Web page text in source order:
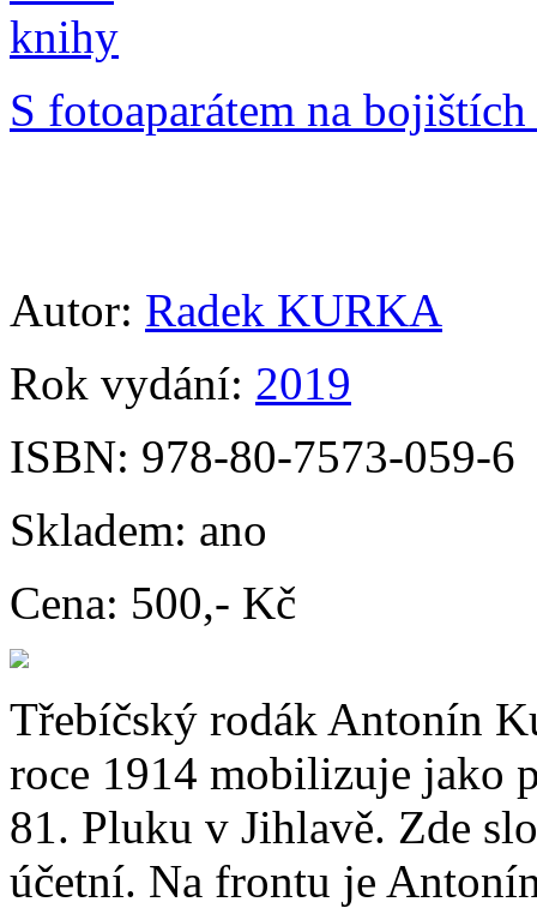
S fotoaparátem na
Autor: Radek KURKA
Rok vydání: 2019
ISBN: 978-80-7573-059-6
Skladem: ano
Cena: 500,- Kč
Třebíčský rodák Antonín
roce 1914 mobilizuje jako
81. Pluku v Jihlavě. Zde
účetní. Na frontu je